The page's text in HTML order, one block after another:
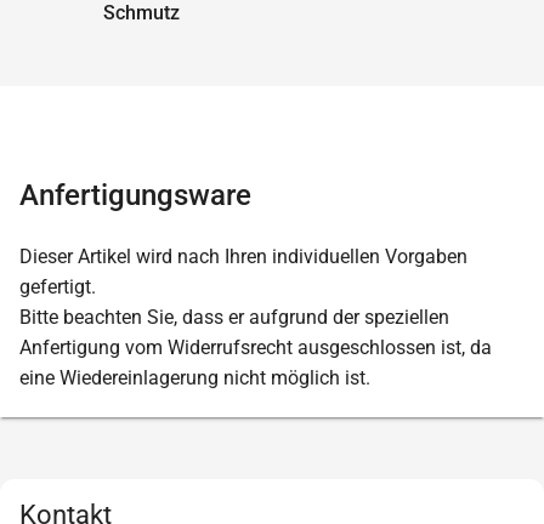
Schmutz
Anfertigungsware
Dieser Artikel wird nach Ihren individuellen Vorgaben
gefertigt.
Bitte beachten Sie, dass er aufgrund der speziellen
Anfertigung vom Widerrufsrecht ausgeschlossen ist, da
eine Wiedereinlagerung nicht möglich ist.
Kontakt